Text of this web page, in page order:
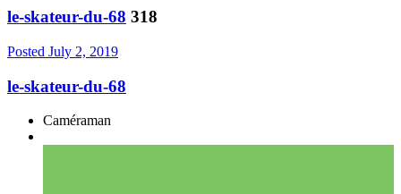
le-skateur-du-68 318
Posted July 2, 2019
le-skateur-du-68
Caméraman